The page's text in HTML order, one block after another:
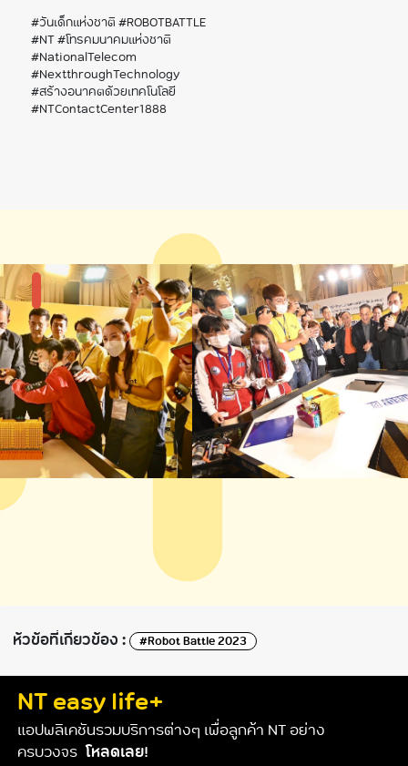
#วันเด็กแห่งชาติ #ROBOTBATTLE
#NT #โทรคมนาคมแห่งชาติ
#NationalTelecom
#NextthroughTechnology
#สร้างอนาคตด้วยเทคโนโลยี
#NTContactCenter1888
แกลลอรี่รูปภาพ
ห้วข้อที่เกี่ยวข้อง : #Robot Battle 2023
NT easy life+
แอปพลิเคชันรวมบริการต่างๆ เพื่อลูกค้า NT อย่าง
ครบวงจร โหลดเลย!